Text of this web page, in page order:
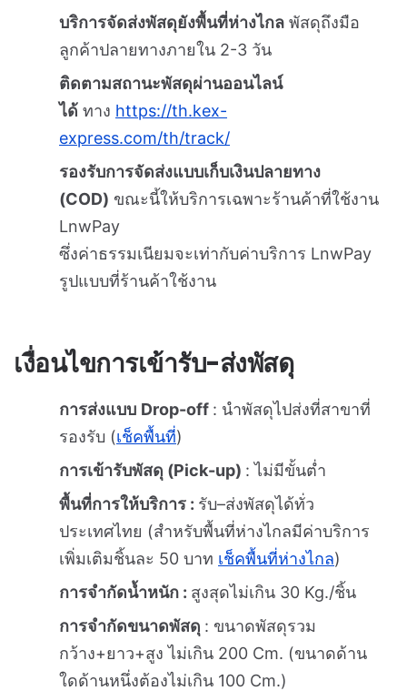
บริการจัดส่งพัสดุยังพื้นที่ห่างไกล พัสดุถึงมือ
ลูกค้าปลายทางภายใน 2-3 วัน
ติดตามสถานะพัสดุผ่านออนไลน์
ได้ ทาง https://th.kex-
express.com/th/track/
รองรับการจัดส่งแบบเก็บเงินปลายทาง
(COD) ขณะนี้ให้บริการเฉพาะร้านค้าที่ใช้งาน
LnwPay
ซึ่งค่าธรรมเนียมจะเท่ากับค่าบริการ LnwPay
รูปแบบที่ร้านค้าใช้งาน
เงื่อนไขการเข้ารับ-ส่งพัสดุ
การส่งแบบ Drop-off : นำพัสดุไปส่งที่สาขาที่
รองรับ (เช็คพื้นที่)
การเข้ารับพัสดุ (Pick-up) : ไม่มีขั้นต่ำ
พื้นที่การให้บริการ : รับ–ส่งพัสดุได้ทั่ว
ประเทศไทย (สำหรับพื้นที่ห่างไกลมีค่าบริการ
เพิ่มเติมชิ้นละ 50 บาท เช็คพื้นที่ห่างไกล)
การจำกัดน้ำหนัก : สูงสุดไม่เกิน 30 Kg./ชิ้น
การจำกัดขนาดพัสดุ : ขนาดพัสดุรวม
กว้าง+ยาว+สูง ไม่เกิน 200 Cm. (ขนาดด้าน
ใดด้านหนึ่งต้องไม่เกิน 100 Cm.)